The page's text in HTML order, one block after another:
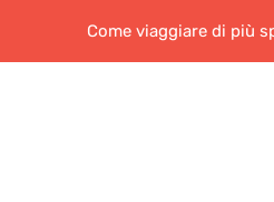
Come viaggiare di più